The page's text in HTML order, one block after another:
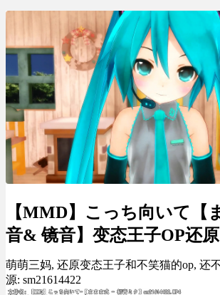
【MMD】こっち向いて【
音& 镜音】变态王子OP还原
萌萌三妈, 还原变态王子和不笑猫的op, 还
源: sm21614422